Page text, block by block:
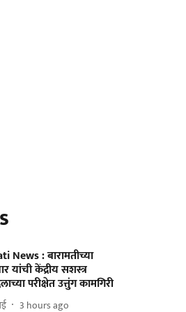
News : बारामतीच्या
यांची केंद्रीय सशस्त्र
परीक्षेत उत्तुंग कामगिरी
3 hours ago